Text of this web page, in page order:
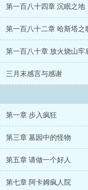
带回家！”...
第一百八十四章 沉眠之地
第一百八十二章 哈斯塔之
第一百八十章 放火烧山牢
三月末感言与感谢
第一章 步入疯狂
第三章 墓园中的怪物
第五章 请做一个好人
第七章 阿卡姆疯人院